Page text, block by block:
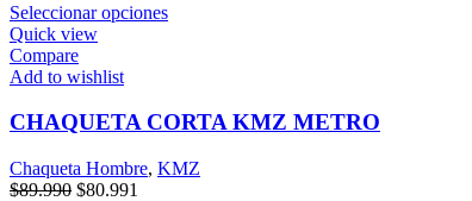
Seleccionar opciones
Quick view
Compare
Add to wishlist
CHAQUETA CORTA KMZ METRO
Chaqueta Hombre, KMZ
$89.990 $80.991